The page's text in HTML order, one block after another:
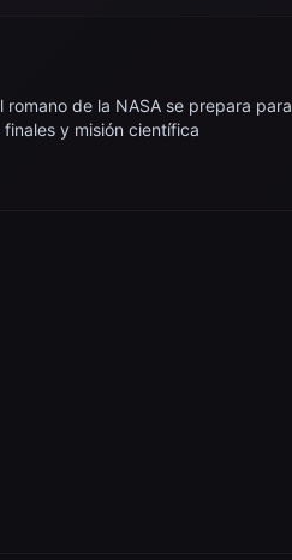
romano de la NASA se prepara para
y misión científica